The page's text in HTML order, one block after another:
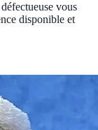
vous
disponible et